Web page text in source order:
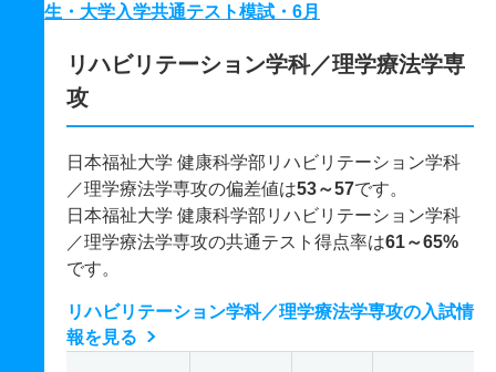
生・大学入学共通テスト模試・6月
リハビリテーション学科／理学療法学専
攻
日本福祉大学 健康科学部リハビリテーション学科
／理学療法学専攻の偏差値は53～57です。
日本福祉大学 健康科学部リハビリテーション学科
／理学療法学専攻の共通テスト得点率は61～65%
です。
リハビリテーション学科／理学療法学専攻の入試情
報を見る